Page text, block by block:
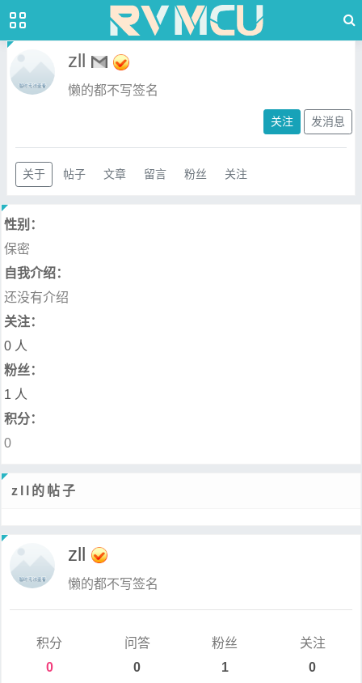
zll
懒的都不写签名
关注 发消息
关于 帖子 文章 留言 粉丝 关注
性别：
保密
自我介绍：
还没有介绍
关注：
0 人
粉丝：
1 人
积分：
0
zll的帖子
zll
懒的都不写签名
积分
0
问答
0
粉丝
1
关注
0